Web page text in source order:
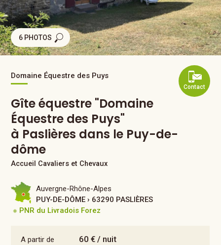
6 PHOTOS
Contact
Domaine Équestre des Puys
Gîte équestre "Domaine
Équestre des Puys"
à Paslières dans le Puy-de-
dôme
Accueil Cavaliers et Chevaux
A partir de 60 € / nuit
Auvergne-Rhône-Alpes
PUY-DE-DÔME › 63290 PASLIÈRES
※ PNR du Livradois Forez